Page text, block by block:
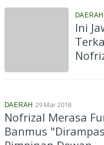
DAERAH
Ini
DAERAH 29 Mar 2018
Nofrizal Merasa
Banmus